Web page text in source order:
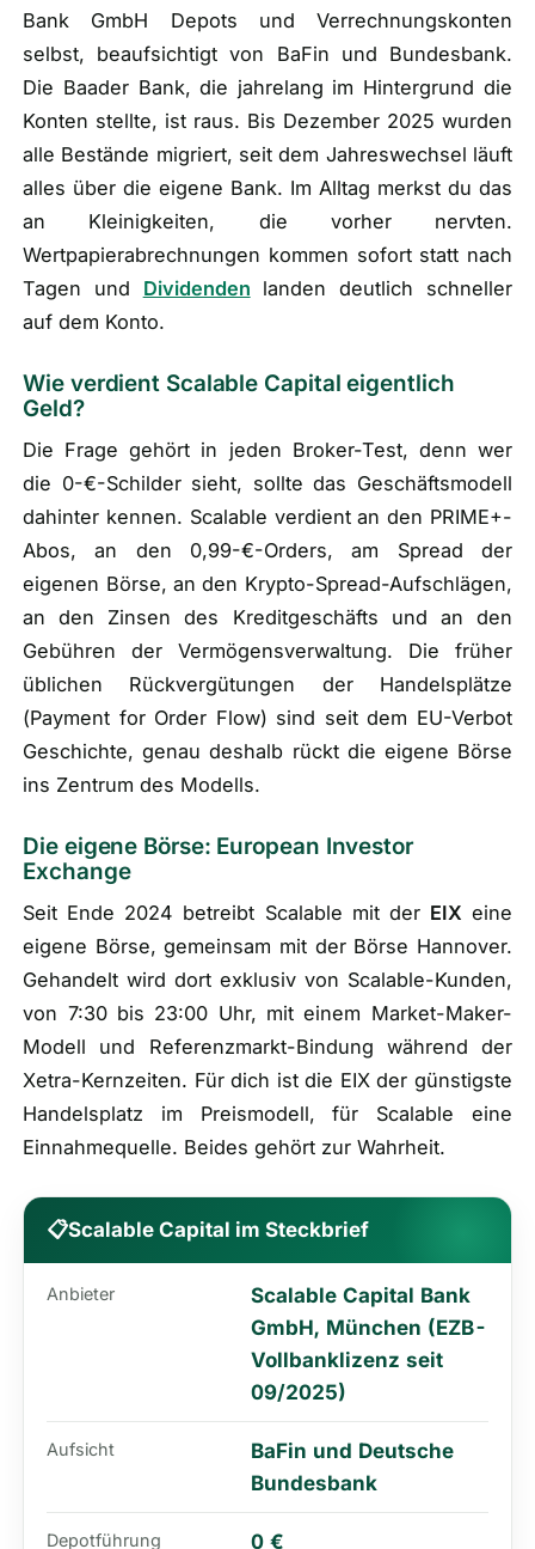
Bank GmbH Depots und Verrechnungskonten
selbst, beaufsichtigt von BaFin und Bundesbank.
Die Baader Bank, die jahrelang im Hintergrund die
Konten stellte, ist raus. Bis Dezember 2025 wurden
alle Bestände migriert, seit dem Jahreswechsel läuft
alles über die eigene Bank. Im Alltag merkst du das
an Kleinigkeiten, die vorher nervten.
Wertpapierabrechnungen kommen sofort statt nach
Tagen und Dividenden landen deutlich schneller
auf dem Konto.
Wie verdient Scalable Capital eigentlich
Geld?
Die Frage gehört in jeden Broker-Test, denn wer
die 0-€-Schilder sieht, sollte das Geschäftsmodell
dahinter kennen. Scalable verdient an den PRIME+-
Abos, an den 0,99-€-Orders, am Spread der
eigenen Börse, an den Krypto-Spread-Aufschlägen,
an den Zinsen des Kreditgeschäfts und an den
Gebühren der Vermögensverwaltung. Die früher
üblichen Rückvergütungen der Handelsplätze
(Payment for Order Flow) sind seit dem EU-Verbot
Geschichte, genau deshalb rückt die eigene Börse
ins Zentrum des Modells.
Die eigene Börse: European Investor
Exchange
Seit Ende 2024 betreibt Scalable mit der EIX eine
eigene Börse, gemeinsam mit der Börse Hannover.
Gehandelt wird dort exklusiv von Scalable-Kunden,
von 7:30 bis 23:00 Uhr, mit einem Market-Maker-
Modell und Referenzmarkt-Bindung während der
Xetra-Kernzeiten. Für dich ist die EIX der günstigste
Handelsplatz im Preismodell, für Scalable eine
Einnahmequelle. Beides gehört zur Wahrheit.
📋Scalable Capital im Steckbrief
Anbieter
Scalable Capital Bank
GmbH, München (EZB-
Vollbanklizenz seit
09/2025)
Aufsicht
BaFin und Deutsche
Bundesbank
Depotführung 0 €